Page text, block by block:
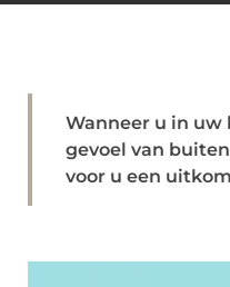
Wanneer u in
gevoel van
voor u een